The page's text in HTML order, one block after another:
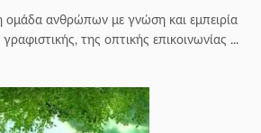
ομάδα ανθρώπων με γνώση και εμπειρία
της οπτικής επικοινωνίας ...